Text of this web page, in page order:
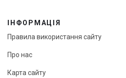
ІНФОРМАЦІЯ
Правила використання сайту
Про нас
Карта сайту